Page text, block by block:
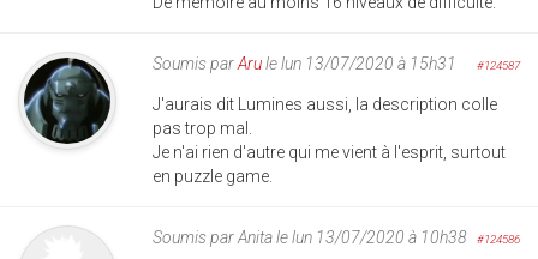
Soumis parArule lun 13/07/2020 à 15h31 #124587
J'aurais dit Lumines aussi, la description colle
pas trop mal.
Je n'ai rien d'autre qui me vient à l'esprit, surtout
en puzzle game.
Soumis parAnitale lun 13/07/2020 à 10h38 #124586